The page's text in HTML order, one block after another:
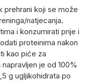
prehrani koji se može
natjecanja.
i konzumirati prije i
proteinima nakon
kao piće za
je od 100%
g ugljikohidrata po